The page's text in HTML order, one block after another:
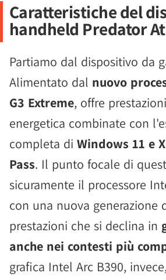
Caratteristiche del
handheld Predator
Partiamo dal dispositivo da
Alimentato dal nuovo
G3 Extreme, offre
energetica combinate con
completa di Windows 11 e
Pass. Il punto focale di
sicuramente il processore
con una nuova generazione
prestazioni che si declina in
anche nei contesti più
grafica Intel Arc B390,